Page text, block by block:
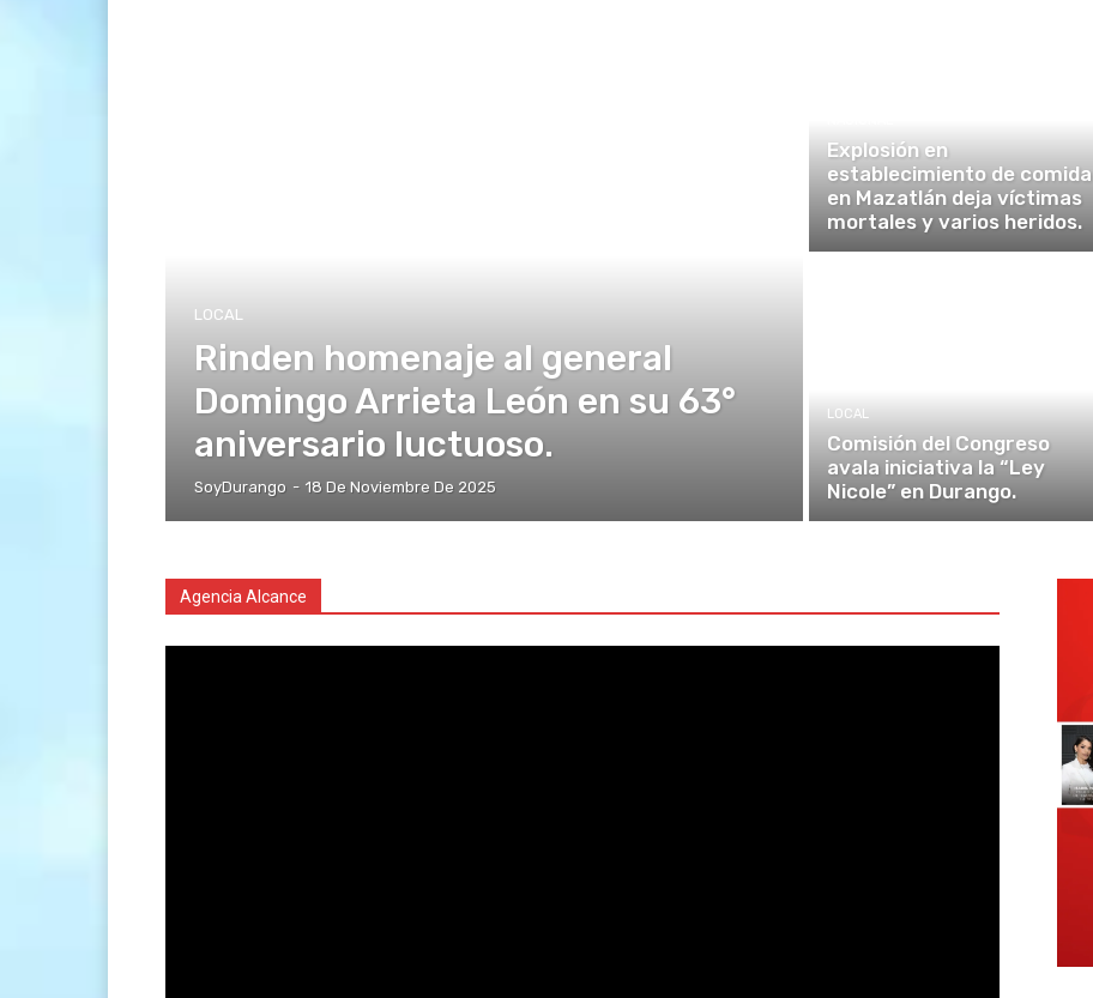
LOCAL
Rinden homenaje al general
Domingo Arrieta León en su 63°
aniversario luctuoso.
SoyDurango - 18 De Noviembre De 2025
Explosión en
establecimiento de comida
en Mazatlán deja víctimas
mortales y varios heridos.
LOCAL
Comisión del Congreso
avala iniciativa la “Ley
Nicole” en Durango.
Agencia Alcance